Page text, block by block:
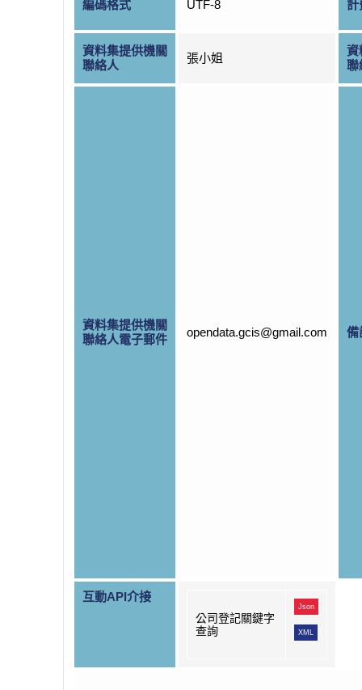
編碼格式 UTF-8 計
資料集提供機關
聯絡人
張小姐
資
聯
資料集提供機關
聯絡人電子郵件
opendata.gcis@gmail.com 備
互動API介接
公司登記關鍵字
查詢
Json
XML